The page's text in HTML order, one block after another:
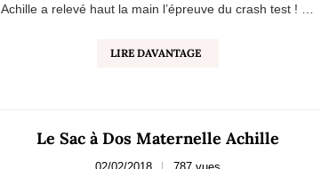
Achille a relevé haut la main l’épreuve du crash test ! …
LIRE DAVANTAGE
Le Sac à Dos Maternelle Achille